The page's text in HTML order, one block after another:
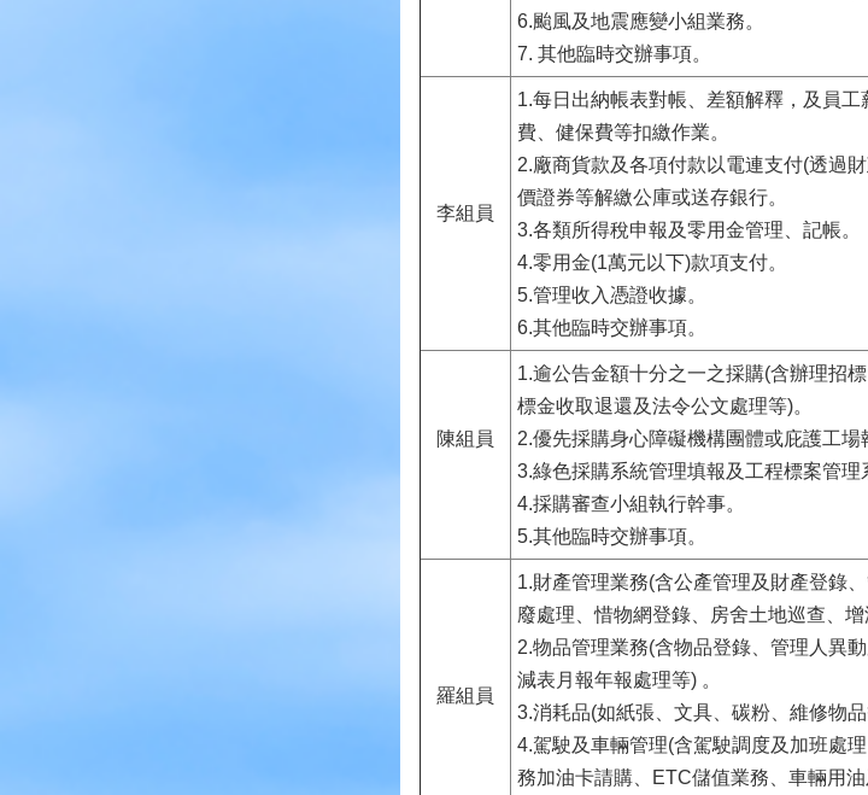
6.颱風及地震應變小組業務。
7. 其他臨時交辦事項。
李組員
1.每日出納帳表對帳、差額解釋，及員
費、健保費等扣繳作業。
2.廠商貨款及各項付款以電連支付(透過
價證券等解繳公庫或送存銀行。
3.各類所得稅申報及零用金管理、記帳。
4.零用金(1萬元以下)款項支付。
5.管理收入憑證收據。
6.其他臨時交辦事項。
陳組員
1.逾公告金額十分之一之採購(含辦理招
標金收取退還及法令公文處理等)。
2.優先採購身心障礙機構團體或庇護工場
3.綠色採購系統管理填報及工程標案管理
4.採購審查小組執行幹事。
5.其他臨時交辦事項。
羅組員
1.財產管理業務(含公產管理及財產登錄
廢處理、惜物網登錄、房舍土地巡查、增
2.物品管理業務(含物品登錄、管理人異
減表月報年報處理等) 。
3.消耗品(如紙張、文具、碳粉、維修物
4.駕駛及車輛管理(含駕駛調度及加班處
務加油卡請購、ETC儲值業務、車輛用油